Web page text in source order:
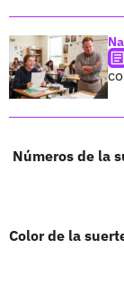
Números de la
Color de la